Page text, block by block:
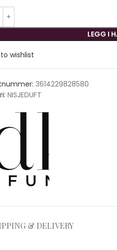
LEGG I
wishlist
3614229828580
NISJEDUFT
& DELIVERY